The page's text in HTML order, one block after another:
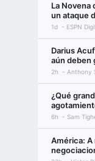
La Novena
un ataque
1d ESPN
Darius
aún deben
2h Anthony
¿Qué
6h Sam
América: A